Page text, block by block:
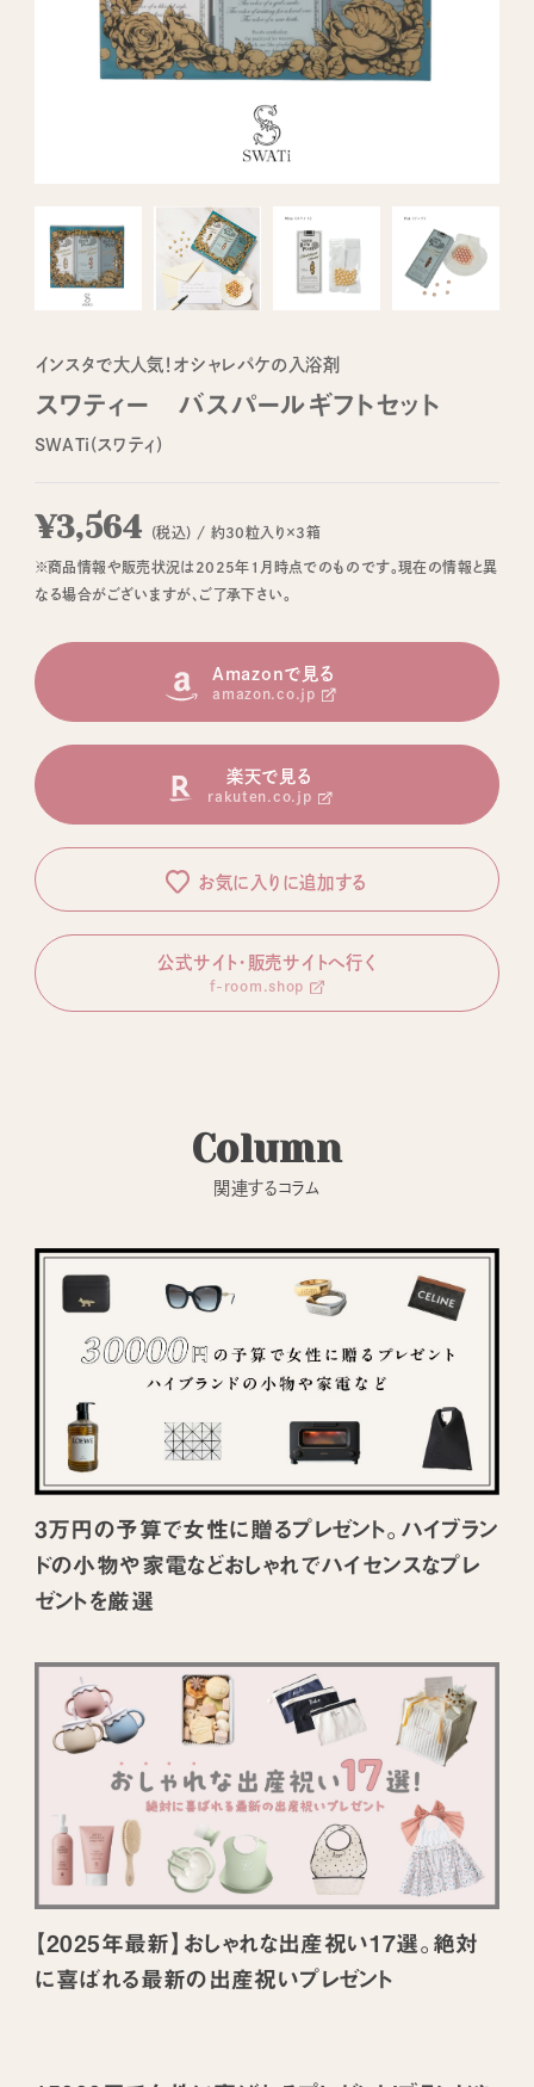
インスタで大人気！オシャレパケの入浴剤
スワティー バスパールギフトセット
SWATi(スワティ)
¥3,564 (税込) / 約30粒入り×3箱
※商品情報や販売状況は2025年1月時点でのものです。現在の情報と異
なる場合がございますが、ご了承下さい。
Amazonで見る
amazon.co.jp
楽天で見る
rakuten.co.jp
お気に入りに追加する
公式サイト・販売サイトへ行く
f-room.shop
Column
関連するコラム
3万円の予算で女性に贈るプレゼント。ハイブラン
ドの小物や家電などおしゃれでハイセンスなプレ
ゼントを厳選
【2025年最新】おしゃれな出産祝い17選。絶対
に喜ばれる最新の出産祝いプレゼント